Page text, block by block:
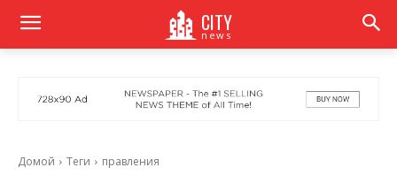
CITY
news
Домой Теги правления